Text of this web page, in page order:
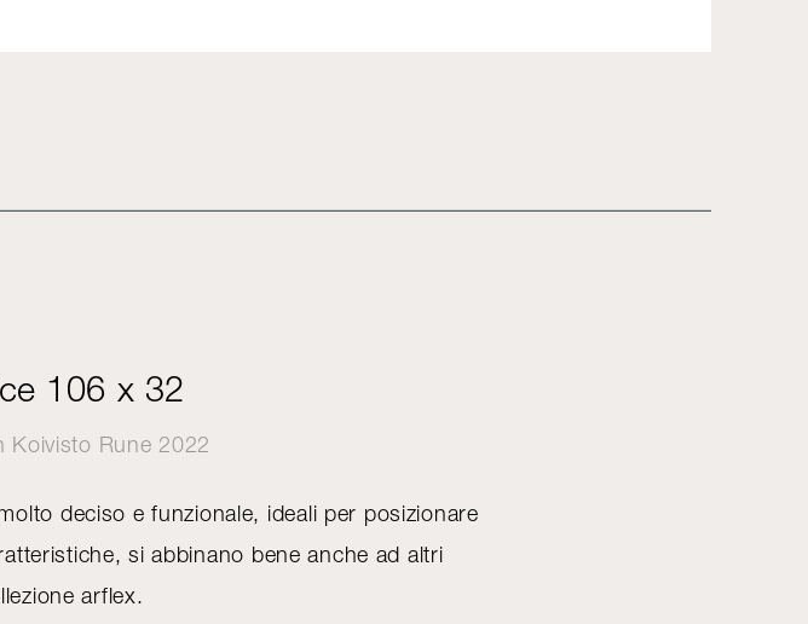
106 x 32
Koivisto Rune 2022
deciso e funzionale, ideali per posizionare
si abbinano bene anche ad altri
arflex.